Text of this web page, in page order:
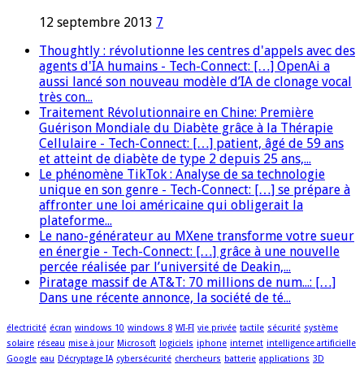
12 septembre 2013 7
Thoughtly : révolutionne les centres d'appels avec des
agents d'IA humains - Tech-Connect: […] OpenAi a
aussi lancé son nouveau modèle d’IA de clonage vocal
très con...
Traitement Révolutionnaire en Chine: Première
Guérison Mondiale du Diabète grâce à la Thérapie
Cellulaire - Tech-Connect: […] patient, âgé de 59 ans
et atteint de diabète de type 2 depuis 25 ans,...
Le phénomène TikTok : Analyse de sa technologie
unique en son genre - Tech-Connect: […] se prépare à
affronter une loi américaine qui obligerait la
plateforme...
Le nano-générateur au MXene transforme votre sueur
en énergie - Tech-Connect: […] grâce à une nouvelle
percée réalisée par l’université de Deakin,...
Piratage massif de AT&T: 70 millions de num...: […]
Dans une récente annonce, la société de té...
électricité écran windows 10 windows 8 WI-FI vie privée tactile sécurité système
solaire réseau mise à jour Microsoft logiciels iphone internet intelligence artificielle
Google eau Décryptage IA cybersécurité chercheurs batterie applications 3D